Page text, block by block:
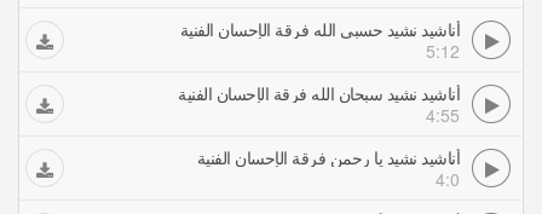
أناشيد نشيد حسبي الله فرقة الإحسان الفنية
5:12
أناشيد نشيد سبحان الله فرقة الإحسان الفنية
4:55
أناشيد نشيد يا رحمن فرقة الإحسان الفنية
4:0